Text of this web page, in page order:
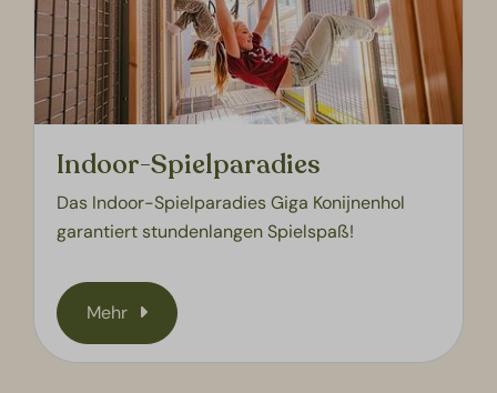
Indoor-Spielparadies
Das Indoor-Spielparadies Giga Konijnenhol
garantiert stundenlangen Spielspaß!
Mehr